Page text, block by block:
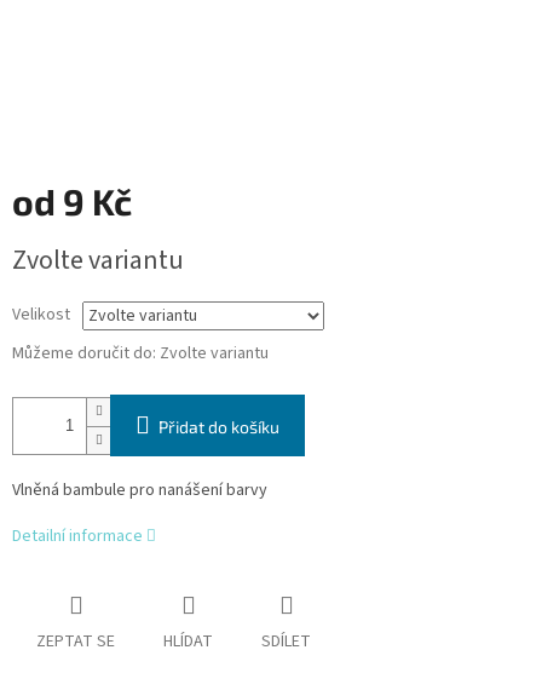
od 9 Kč
cena:
Zvolte variantu
Velikost
Můžeme doručit do: Zvolte variantu
Přidat do košíku
Vlněná bambule pro nanášení barvy
Detailní informace
ZEPTAT SE HLÍDAT SDÍLET